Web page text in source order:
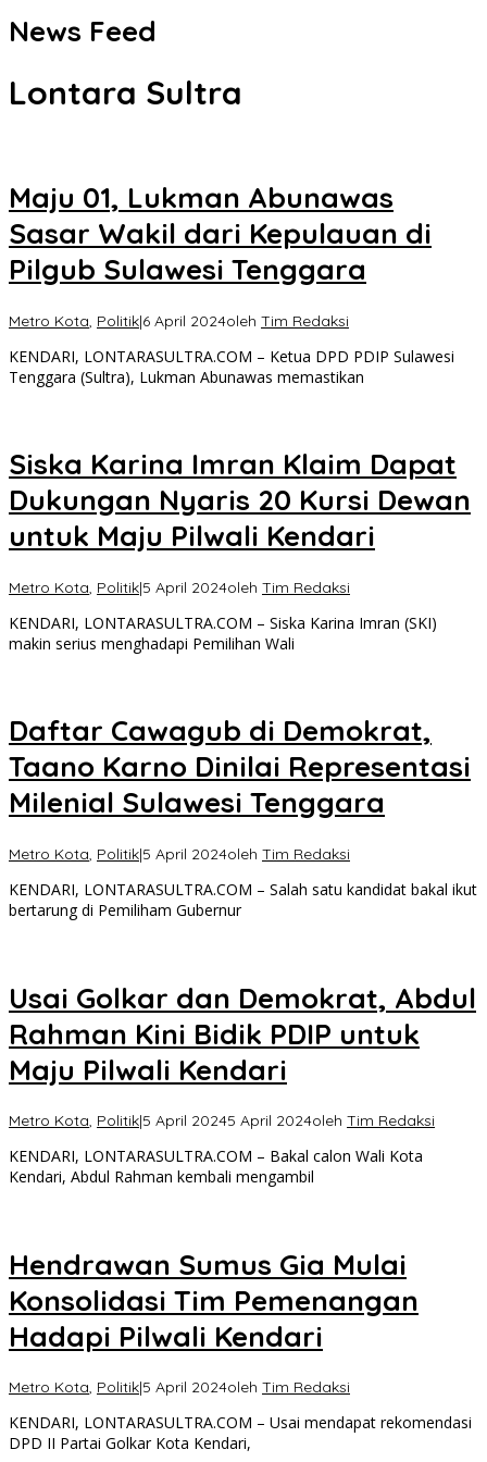
News Feed
Lontara Sultra
Maju 01, Lukman Abunawas
Sasar Wakil dari Kepulauan di
Pilgub Sulawesi Tenggara
Metro Kota, Politik|6 April 2024oleh Tim Redaksi
KENDARI, LONTARASULTRA.COM – Ketua DPD PDIP Sulawesi
Tenggara (Sultra), Lukman Abunawas memastikan
Siska Karina Imran Klaim Dapat
Dukungan Nyaris 20 Kursi Dewan
untuk Maju Pilwali Kendari
Metro Kota, Politik|5 April 2024oleh Tim Redaksi
KENDARI, LONTARASULTRA.COM – Siska Karina Imran (SKI)
makin serius menghadapi Pemilihan Wali
Daftar Cawagub di Demokrat,
Taano Karno Dinilai Representasi
Milenial Sulawesi Tenggara
Metro Kota, Politik|5 April 2024oleh Tim Redaksi
KENDARI, LONTARASULTRA.COM – Salah satu kandidat bakal ikut
bertarung di Pemiliham Gubernur
Usai Golkar dan Demokrat, Abdul
Rahman Kini Bidik PDIP untuk
Maju Pilwali Kendari
Metro Kota, Politik|5 April 20245 April 2024oleh Tim Redaksi
KENDARI, LONTARASULTRA.COM – Bakal calon Wali Kota
Kendari, Abdul Rahman kembali mengambil
Hendrawan Sumus Gia Mulai
Konsolidasi Tim Pemenangan
Hadapi Pilwali Kendari
Metro Kota, Politik|5 April 2024oleh Tim Redaksi
KENDARI, LONTARASULTRA.COM – Usai mendapat rekomendasi
DPD II Partai Golkar Kota Kendari,